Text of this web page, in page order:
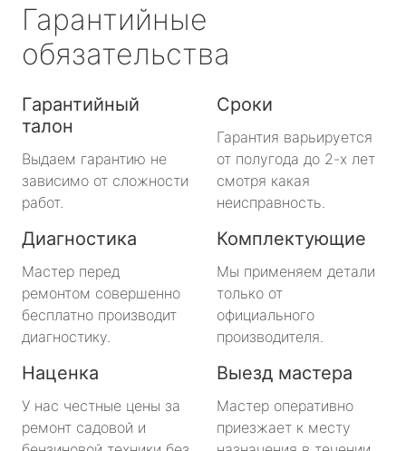
Гарантийные
обязательства
Гарантийный
талон
Выдаем гарантию не
зависимо от сложности
работ.
Сроки
Гарантия варьируется
от полугода до 2-х лет
смотря какая
неисправность.
Диагностика
Мастер перед
ремонтом совершенно
бесплатно производит
диагностику.
Комплектующие
Мы применяем детали
только от
официального
производителя.
Наценка
У нас честные цены за
ремонт садовой и
Выезд мастера
Мастер оперативно
приезжает к месту